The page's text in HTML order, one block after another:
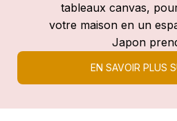
tableaux canvas,
votre maison en un
Japon
EN SAVOIR PLUS